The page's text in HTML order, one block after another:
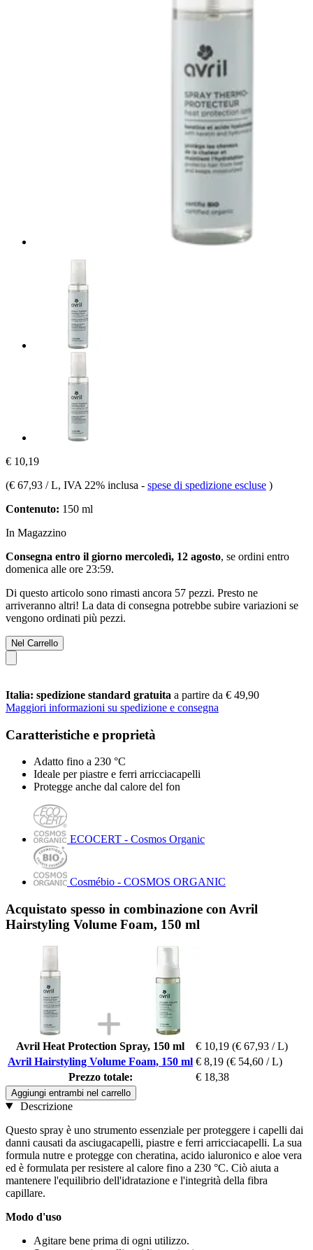
€ 10,19
(€ 67,93 / L, IVA 22% inclusa - spese di spedizione escluse )
Contenuto: 150 ml
In Magazzino
Consegna entro il giorno mercoledì, 12 agosto, se ordini entro
domenica alle ore 23:59.
Di questo articolo sono rimasti ancora 57 pezzi. Presto ne
arriveranno altri! La data di consegna potrebbe subire variazioni se
vengono ordinati più pezzi.
Nel Carrello
Italia: spedizione standard gratuita a partire da € 49,90
Maggiori informazioni su spedizione e consegna
Caratteristiche e proprietà
Adatto fino a 230 °C
Ideale per piastre e ferri arricciacapelli
Protegge anche dal calore del fon
ECOCERT - Cosmos Organic
Cosmébio - COSMOS ORGANIC
Acquistato spesso in combinazione con Avril
Hairstyling Volume Foam, 150 ml
Avril Heat Protection Spray, 150 ml € 10,19 (€ 67,93 / L)
Avril Hairstyling Volume Foam, 150 ml € 8,19 (€ 54,60 / L)
Prezzo totale:
€ 18,38
Aggiungi entrambi nel carrello
Descrizione
Questo spray è uno strumento essenziale per proteggere i capelli dai
danni causati da asciugacapelli, piastre e ferri arricciacapelli. La sua
formula nutre e protegge con cheratina, acido ialuronico e aloe vera
ed è formulata per resistere al calore fino a 230 °C. Ciò aiuta a
mantenere l'equilibrio dell'idratazione e l'integrità della fibra
capillare.
Modo d'uso
Agitare bene prima di ogni utilizzo.